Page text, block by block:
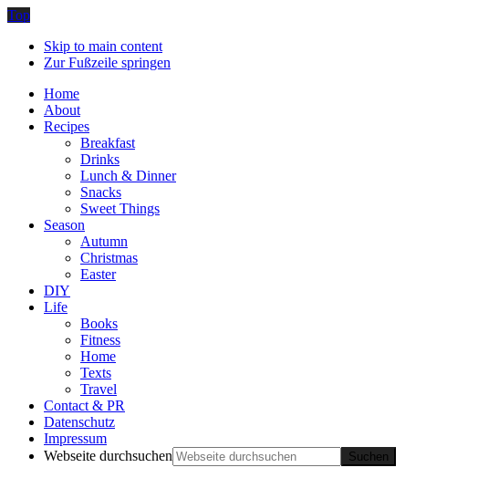
Top
Skip to main content
Zur Fußzeile springen
Home
About
Recipes
Breakfast
Drinks
Lunch & Dinner
Snacks
Sweet Things
Season
Autumn
Christmas
Easter
DIY
Life
Books
Fitness
Home
Texts
Travel
Contact & PR
Datenschutz
Impressum
Webseite durchsuchen